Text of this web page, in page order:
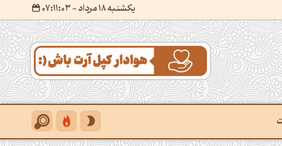
یکشنبه 18 مرداد
- ۰۷:۱۱:۰۴